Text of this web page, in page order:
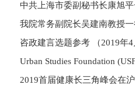
中共上海市委副秘书长康旭
我院常务副院长吴建南教授
咨政建言选题参考 （2019年
Urban Studies Foundation
2019首届健康长三角峰会在